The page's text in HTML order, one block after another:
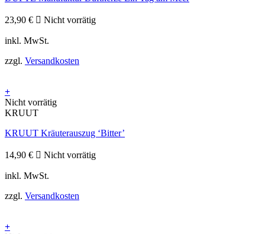
23,90 € Nicht vorrätig
inkl. MwSt.
zzgl. Versandkosten
+
Nicht vorrätig
KRUUT
KRUUT Kräuterauszug ‘Bitter’
14,90 € Nicht vorrätig
inkl. MwSt.
zzgl. Versandkosten
+